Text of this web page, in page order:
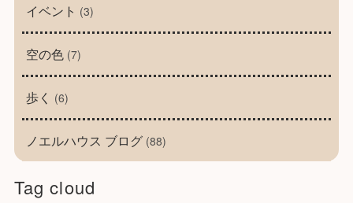
イベント (3)
空の色(7)
歩く (6)
ノエルハウス ブログ(88)
Tag cloud